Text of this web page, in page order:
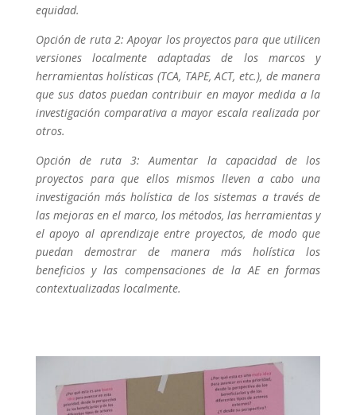
equidad.
Opción de ruta 2: Apoyar los proyectos para que utilicen
versiones localmente adaptadas de los marcos y
herramientas holísticas (TCA, TAPE, ACT, etc.), de manera
que sus datos puedan contribuir en mayor medida a la
investigación comparativa a mayor escala realizada por
otros.
Opción de ruta 3: Aumentar la capacidad de los
proyectos para que ellos mismos lleven a cabo una
investigación más holística de los sistemas a través de
las mejoras en el marco, los métodos, las herramientas y
el apoyo al aprendizaje entre proyectos, de modo que
puedan demostrar de manera más holística los
beneficios y las compensaciones de la AE en formas
contextualizadas localmente.